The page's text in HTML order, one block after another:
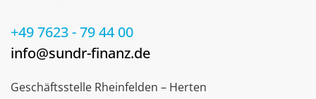
+49 7623 - 79 44 00
info@sundr-finanz.de
Geschäftsstelle Rheinfelden – Herten